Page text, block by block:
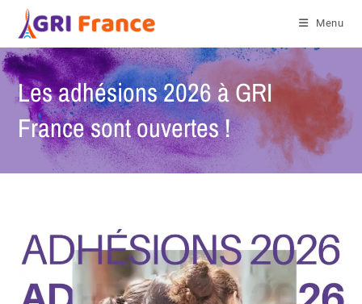
Menu
Les adhésions 2026 à GRI
France sont ouvertes !